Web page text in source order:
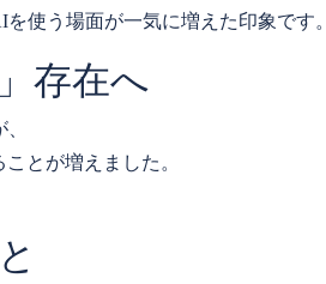
使う場面が一気に増えた印象です。
存在へ
とが増えました。